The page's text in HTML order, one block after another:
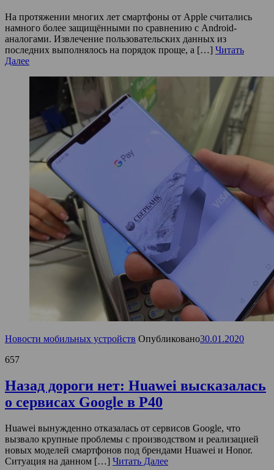
На протяжении многих лет смартфоны от Apple считались
намного более защищёнными по сравнению с Android-
аналогами. Извлечение пользовательских данных из
последних выполнялось на порядок проще, а […] Читать
Далее
Новости мобильных устройств Опубликовано30.01.2020
657
Назад дороги нет: Huawei высказалась
о сервисах Google в P40
Huawei вынужденно отказалась от сервисов Google, что
вызвало крупные проблемы с производством и реализацией
новых моделей смартфонов под брендами Huawei и Honor.
Ситуация на данном […] Читать Далее